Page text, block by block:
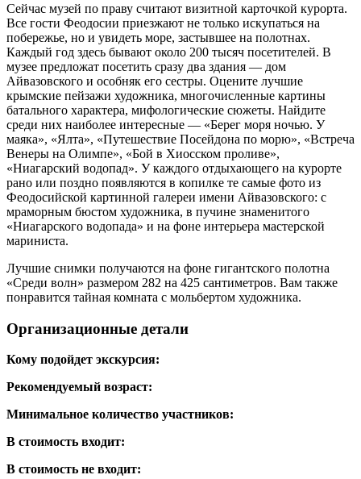
Сейчас музей по праву считают визитной карточкой курорта.
Все гости Феодосии приезжают не только искупаться на
побережье, но и увидеть море, застывшее на полотнах.
Каждый год здесь бывают около 200 тысяч посетителей. В
музее предложат посетить сразу два здания — дом
Айвазовского и особняк его сестры. Оцените лучшие
крымские пейзажи художника, многочисленные картины
батального характера, мифологические сюжеты. Найдите
среди них наиболее интересные — «Берег моря ночью. У
маяка», «Ялта», «Путешествие Посейдона по морю», «Встреча
Венеры на Олимпе», «Бой в Хиосском проливе»,
«Ниагарский водопад». У каждого отдыхающего на курорте
рано или поздно появляются в копилке те самые фото из
Феодосийской картинной галереи имени Айвазовского: с
мраморным бюстом художника, в пучине знаменитого
«Ниагарского водопада» и на фоне интерьера мастерской
мариниста.
Лучшие снимки получаются на фоне гигантского полотна
«Среди волн» размером 282 на 425 сантиметров. Вам также
понравится тайная комната с мольбертом художника.
Организационные детали
Кому подойдет экскурсия:
Рекомендуемый возраст:
Минимальное количество участников:
В стоимость входит:
В стоимость не входит: